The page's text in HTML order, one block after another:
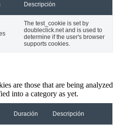
Descripción
The test_cookie is set by
doubleclick.net and is used to
determine if the user's browser
supports cookies.
are those that are being analyzed
into a category as yet.
Duración Descripción